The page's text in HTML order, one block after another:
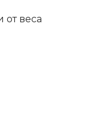
от веса